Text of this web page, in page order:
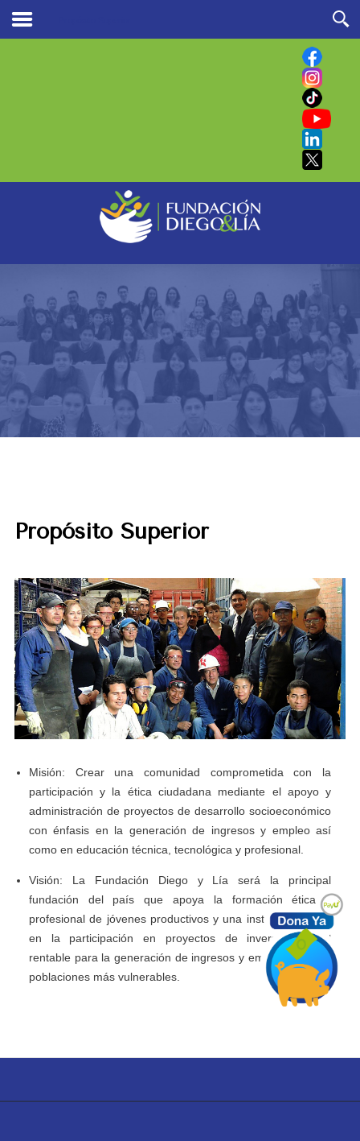
en nuestro sitio
Propósito Superior
Misión: Crear una comunidad comprometida con la
participación y la ética ciudadana mediante el apoyo y
administración de proyectos de desarrollo socioeconómico
con énfasis en la generación de ingresos y empleo así
como en educación técnica, tecnológica y profesional.
Visión: La Fundación Diego y Lía será la principal
fundación del país que apoya la formación ética y
profesional de jóvenes productivos y una institución activa
en la participación en proyectos de inversión social
rentable para la generación de ingresos y empleo para las
poblaciones más vulnerables.